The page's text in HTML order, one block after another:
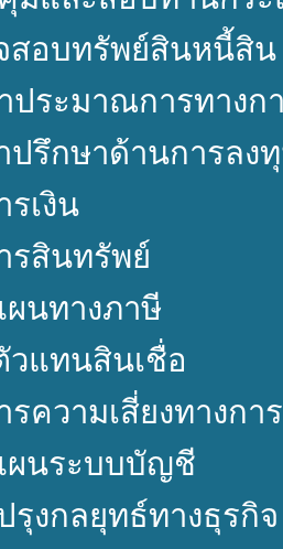
สอบทรัพย์สินหนี้สิน
ประมาณการทางก
ปรึกษาด้านการลง
รเงิน
รสินทรัพย์
ผนทางภาษี
วแทนสินเชื่อ
ความเสี่ยงทางกา
ผนระบบบัญชี
รุงกลยุทธ์ทางธุรกิจ